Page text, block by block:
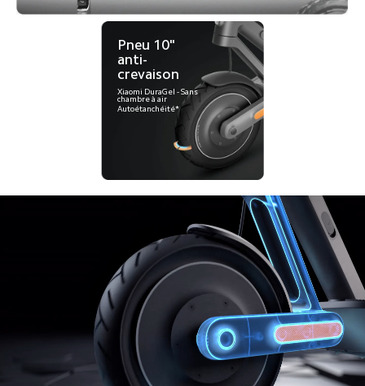
Pneu 10"
anti-
crevaison
Xiaomi DuraGel - Sans
chambre à air
Autoétanchéité*